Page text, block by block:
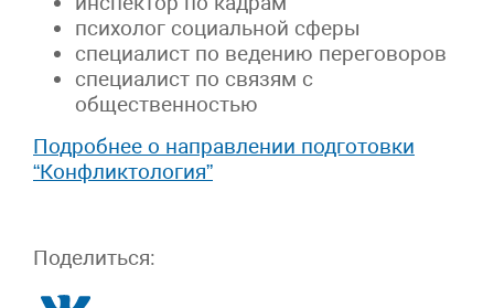
психолог социальной сферы
специалист по ведению переговоров
специалист по связям с
общественностью
Подробнее о направлении подготовки
“Конфликтология”
Поделиться: